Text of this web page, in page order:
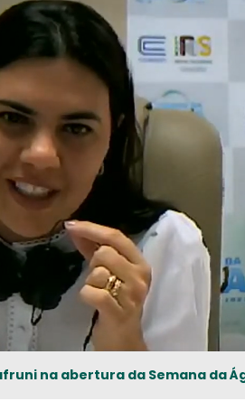
na abertura da Semana da